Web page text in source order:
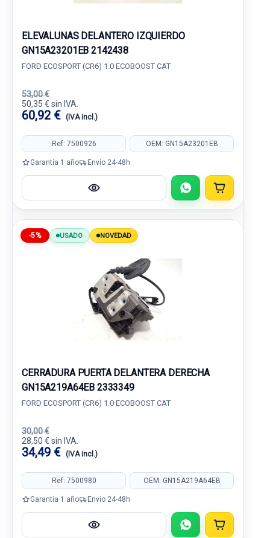
ELEVALUNAS DELANTERO IZQUIERDO
GN15A23201EB 2142438
FORD ECOSPORT (CR6) 1.0 ECOBOOST CAT
53,00 €
50,35 € sin IVA.
60,92 € (IVA incl.)
Ref: 7500926 OEM: GN15A23201EB
Garantía 1 año Envío 24-48h
-5% USADO NOVEDAD
CERRADURA PUERTA DELANTERA DERECHA
GN15A219A64EB 2333349
FORD ECOSPORT (CR6) 1.0 ECOBOOST CAT
30,00 €
28,50 € sin IVA.
34,49 € (IVA incl.)
Ref: 7500980 OEM: GN15A219A64EB
Garantía 1 año Envío 24-48h